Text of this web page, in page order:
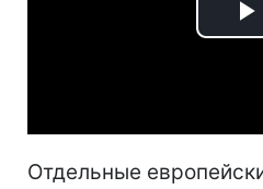
Отдельные